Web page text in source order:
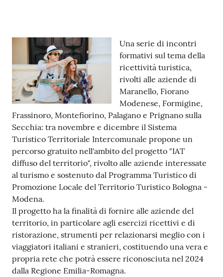
t
o
Tutti
gli
argomenti...
Seguici
su
Contenuto
Una serie di incontri
formativi sul tema della
ricettività turistica,
rivolti alle aziende di
Maranello, Fiorano
Modenese, Formigine,
Frassinoro, Montefiorino, Palagano e Prignano sulla
Secchia: tra novembre e dicembre il Sistema
Turistico Territoriale Intercomunale propone un
percorso gratuito nell'ambito del progetto "IAT
diffuso del territorio", rivolto alle aziende interessate
al turismo e sostenuto dal Programma Turistico di
Promozione Locale del Territorio Turistico Bologna -
Modena.
Il progetto ha la finalità di fornire alle aziende del
territorio, in particolare agli esercizi ricettivi e di
ristorazione, strumenti per relazionarsi meglio con i
viaggiatori italiani e stranieri, costituendo una vera e
propria rete che potrà essere riconosciuta nel 2024
dalla Regione Emilia-Romagna.